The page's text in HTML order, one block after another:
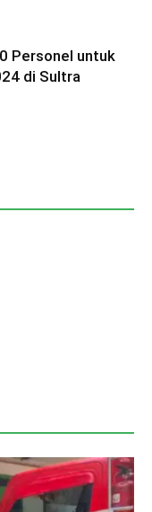
Personel untuk
di Sultra